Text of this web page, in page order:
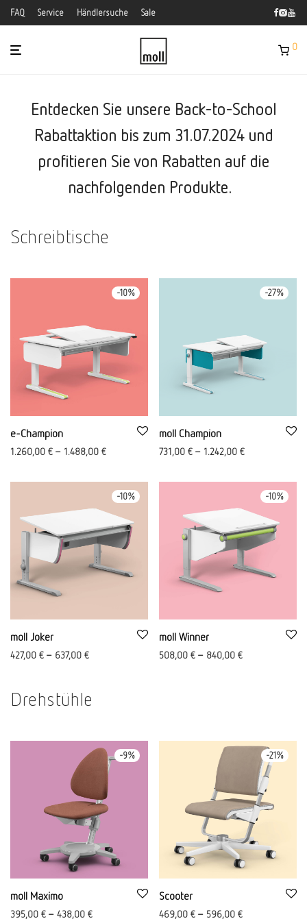
FAQ Service Händlersuche Sale
0
Entdecken Sie unsere Back-to-School
Rabattaktion bis zum 31.07.2024 und
profitieren Sie von Rabatten auf die
nachfolgenden Produkte.
Schreibtische
-10%
e-Champion
1.260,00 € – 1.488,00 €
-27%
moll Champion
731,00 € – 1.242,00 €
-10%
moll Joker
427,00 € – 637,00 €
-10%
moll Winner
508,00 € – 840,00 €
Drehstühle
-9%
moll Maximo
395,00 € – 438,00 €
-21%
Scooter
469,00 € – 596,00 €